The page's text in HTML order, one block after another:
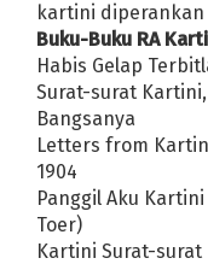
kartini diperankan
Buku-Buku RA
Habis Gelap
Surat-surat
Bangsanya
Letters from
1904
Panggil Aku
Toer)
Kartini Surat-surat